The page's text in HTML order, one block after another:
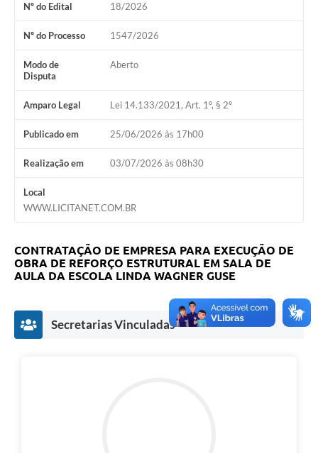
Nº do Edital 18/2026
Nº do Processo 1547/2026
Modo de
Disputa
Aberto
Amparo Legal Lei 14.133/2021, Art. 1º, § 2º
Publicado em 25/06/2026 às 17h00
Realização em 03/07/2026 às 08h30
Local
WWW.LICITANET.COM.BR
CONTRATAÇÃO DE EMPRESA PARA EXECUÇÃO DE
OBRA DE REFORÇO ESTRUTURAL EM SALA DE
AULA DA ESCOLA LINDA WAGNER GUSE
Secretarias Vinculadas